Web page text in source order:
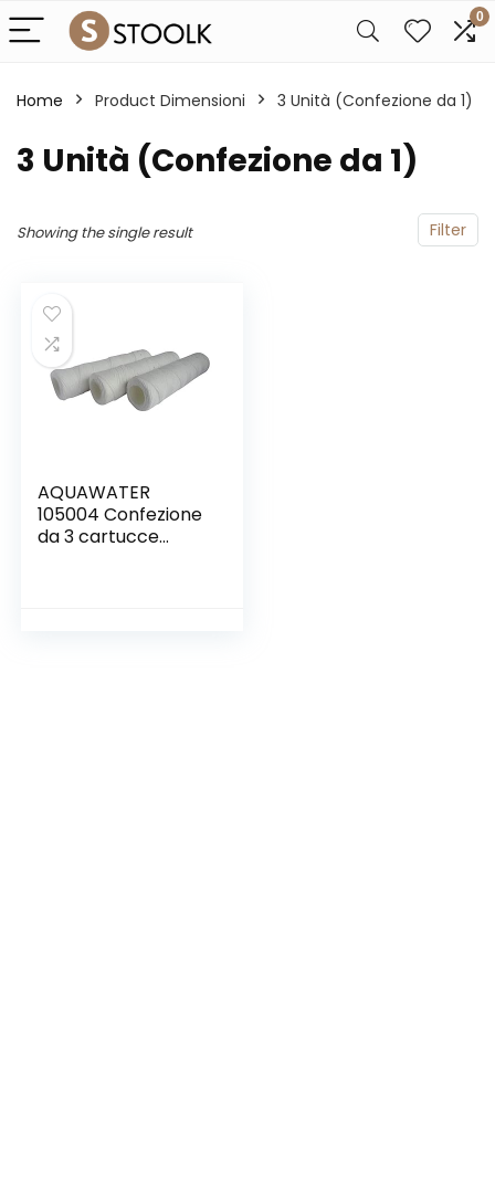
0
Home Product Dimensioni ‎3 Unità (Confezione da 1)
‎3 Unità (Confezione da 1)
Filter
Showing the single result
AQUAWATER
105004 Confezione
da 3 cartucce